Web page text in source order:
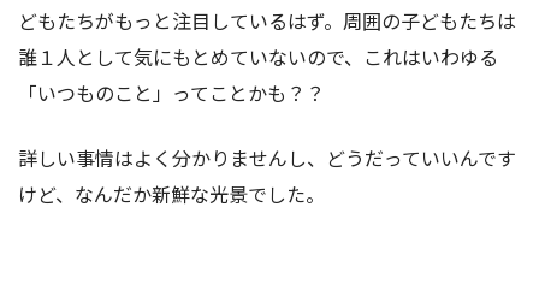
どもたちがもっと注目しているはず。周囲の子どもたちは
誰１人として気にもとめていないので、これはいわゆる
「いつものこと」ってことかも？？
詳しい事情はよく分かりませんし、どうだっていいんです
けど、なんだか新鮮な光景でした。